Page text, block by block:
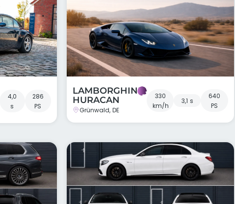
4,0
s
286
PS
LAMBORGHINI
HURACAN
Grünwald, DE
330
km/h
3,1 s
640
PS